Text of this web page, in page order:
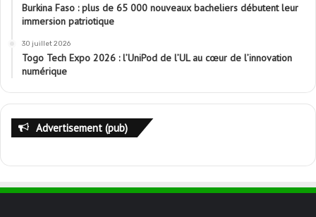
Burkina Faso : plus de 65 000 nouveaux bacheliers débutent leur
immersion patriotique
30 juillet 2026
Togo Tech Expo 2026 : l’UniPod de l’UL au cœur de l’innovation
numérique
Advertisement (pub)